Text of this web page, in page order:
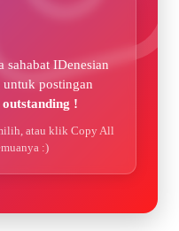
sahabat IDenesian
untuk postingan
outstanding !
atau klik Copy All
:)